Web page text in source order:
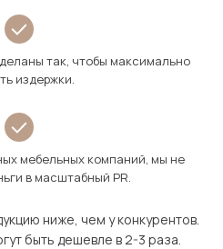
так, чтобы максимально
издержки.
мебельных компаний, мы не
в масштабный PR.
ниже, чем у конкурентов.
быть дешевле в 2-3 раза.